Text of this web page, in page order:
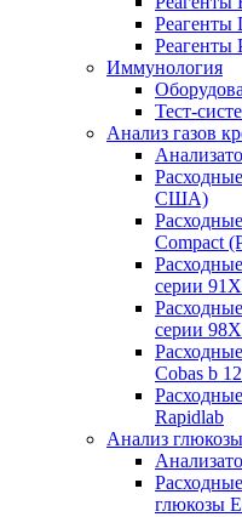
Реагенты
Реагенты
Иммунология
Тест-
Анализ газов
США)
Compact
серии
серии
Cobas b
Rapidlab
Анализ глюкозы
глюкозы